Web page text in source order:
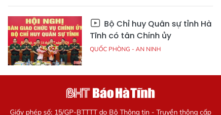
Bộ Chỉ huy Quân sự tỉnh Hà
Tĩnh có tân Chính ủy
QUỐC PHÒNG - AN NINH
Giấy phép số: 15/GP-BTTTT do Bộ Thông tin - Truyền thông cấp